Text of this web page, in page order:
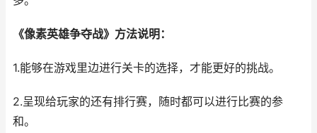
《像素英雄争夺战》方法说明：
1.能够在游戏里边进行关卡的选择，才能更好的挑战。
2.呈现给玩家的还有排行赛，随时都可以进行比赛的参
和。